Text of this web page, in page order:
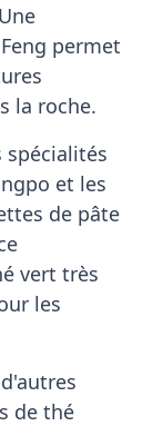
permet
la roche.
spécialités
et les
de pâte
vert très
les
de thé